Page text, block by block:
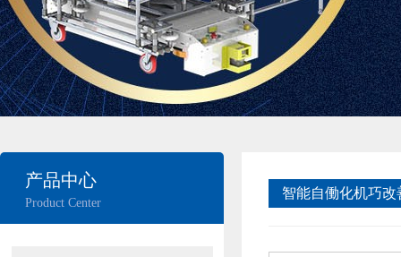
产品中心
Product Center
智能自働化机巧改